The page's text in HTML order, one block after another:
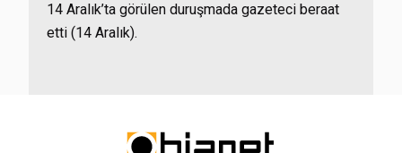
14 Aralık’ta görülen duruşmada gazeteci beraat
etti (14 Aralık).